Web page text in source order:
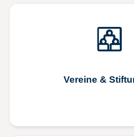
Vereine &